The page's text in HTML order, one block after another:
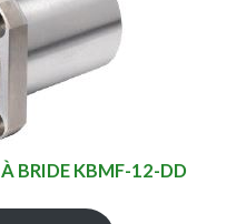
BRIDE KBMF-12-DD